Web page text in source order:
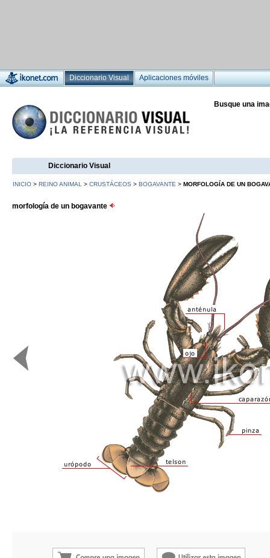
Diccionario Visual Aplicaciones móviles
Busque una
Diccionario Visual
INICIO > REINO ANIMAL > CRUSTÁCEOS > BOGAVANTE > MORFOLOGÍA DE UN
morfología de un bogavante